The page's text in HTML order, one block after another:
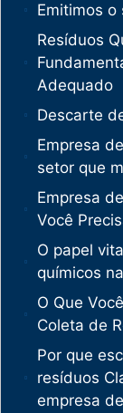
Emitimos o
Resíduos
Adequado
Descarte
Empresa
setor que
Empresa
Você
O papel
químicos
O Que
Coleta de
Por que
resíduos
empresa